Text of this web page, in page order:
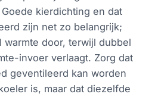
kierdichting en dat
zijn net zo belangrijk;
warmte door, terwijl dubbel
invoer verlaagt. Zorg dat
geventileerd kan worden
is, maar dat diezelfde